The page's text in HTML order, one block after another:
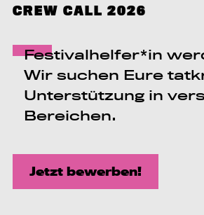
CREW CALL 2026
Festivalhelfer*in
Wir suchen Eure
Unterstützung in
Bereichen.
Jetzt bewerben!